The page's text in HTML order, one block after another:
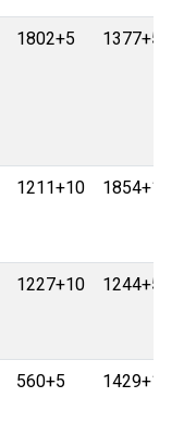
1802+5 1377+5
1211+10 1854+10
1227+10 1244+5
560+5 1429+10